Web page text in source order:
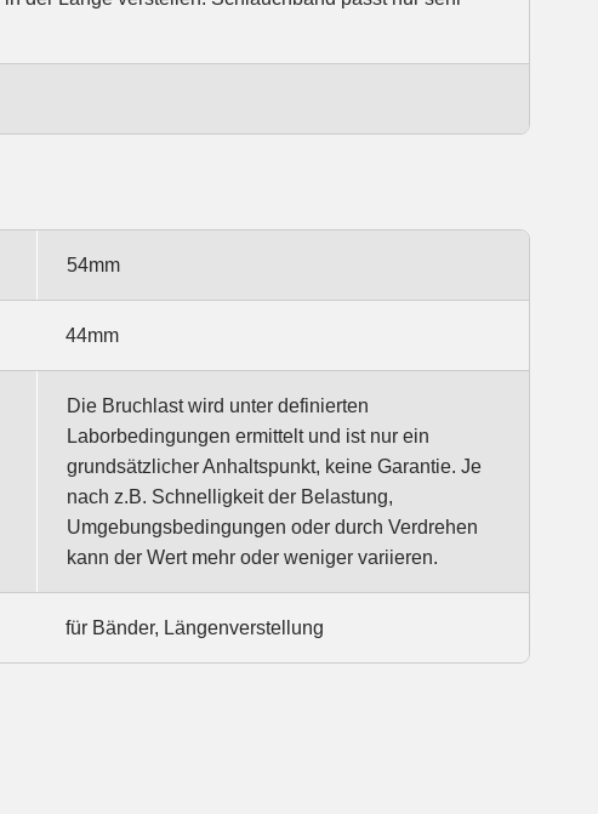
54mm
44mm
Die Bruchlast wird unter definierten
Laborbedingungen ermittelt und ist nur ein
grundsätzlicher Anhaltspunkt, keine Garantie. Je
nach z.B. Schnelligkeit der Belastung,
Umgebungsbedingungen oder durch Verdrehen
kann der Wert mehr oder weniger variieren.
für Bänder, Längenverstellung